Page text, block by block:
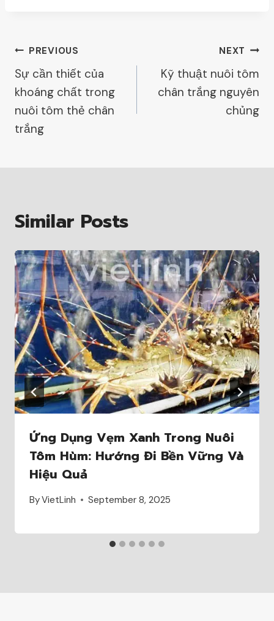
Post
Navigation
PREVIOUS
Sự cần thiết của
khoáng chất trong
nuôi tôm thẻ chân
trắng
NEXT
Kỹ thuật nuôi tôm
chân trắng nguyên
chủng
Similar Posts
Ứng Dụng Vẹm Xanh Trong Nuôi
Tôm Hùm: Hướng Đi Bền Vững Và
Hiệu Quả
ByVietLinh September 8, 2025